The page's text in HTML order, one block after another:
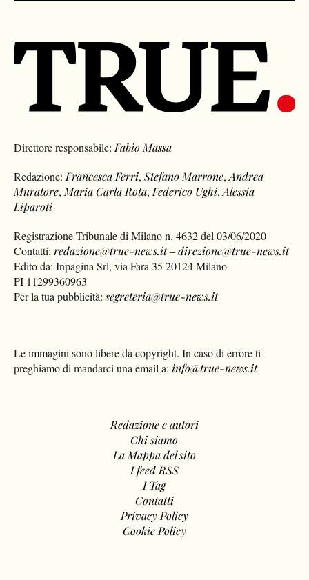
Direttore responsabile:Fabio Massa
Redazione:Francesca Ferri,Stefano Marrone,Andrea
Muratore,Maria Carla Rota,Federico Ughi,Alessia
Liparoti
Registrazione Tribunale di Milano n. 4632 del 03/06/2020
Contatti:redazione@true-news.it–direzione@true-news.it
Edito da: Inpagina Srl, via Fara 35 20124 Milano
PI 11299360963
Per la tua pubblicità:segreteria@true-news.it
Le immagini sono libere da copyright. In caso di errore ti
preghiamo di mandarci una email a: info@true-news.it
Redazione e autori
Chi siamo
La Mappa del sito
I feed RSS
I Tag
Contatti
Privacy Policy
Cookie Policy